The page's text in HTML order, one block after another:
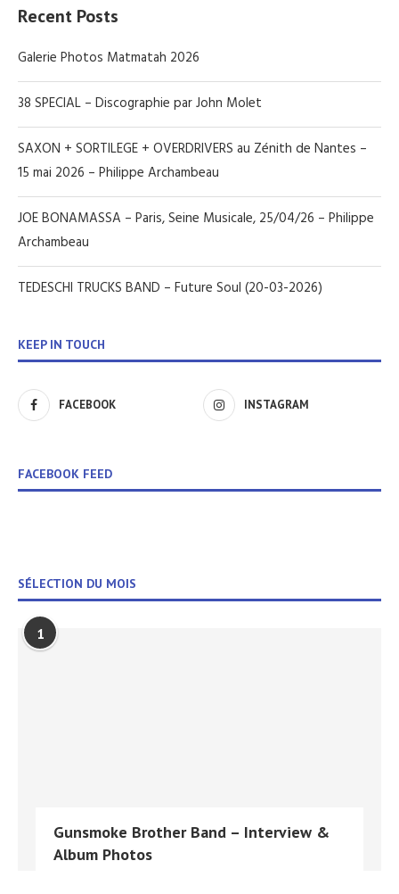
Recent Posts
Galerie Photos Matmatah 2026
38 SPECIAL – Discographie par John Molet
SAXON + SORTILEGE + OVERDRIVERS au Zénith de Nantes –
15 mai 2026 – Philippe Archambeau
JOE BONAMASSA – Paris, Seine Musicale, 25/04/26 – Philippe
Archambeau
TEDESCHI TRUCKS BAND – Future Soul (20-03-2026)
KEEP IN TOUCH
FACEBOOK INSTAGRAM
FACEBOOK FEED
SÉLECTION DU MOIS
1
Gunsmoke Brother Band – Interview &
Album Photos